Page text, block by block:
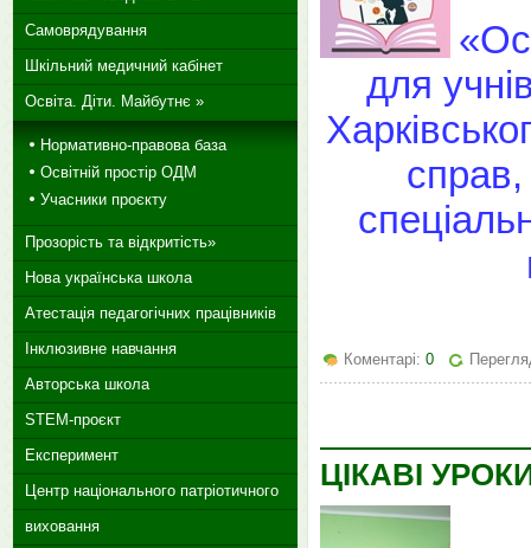
для
справ,
Коментарі: 0
ЦІКАВІ
Самоврядування
Шкільний медичний кабінет
Освіта. Діти. Майбутнє »
Нормативно-правова база
Освітній простір ОДМ
Учасники проєкту
Прозорість та відкритість»
Нова українська школа
Атестація педагогічних працівників
Інклюзивне навчання
Авторська школа
STEM-проєкт
Експеримент
Центр національного патріотичного
виховання